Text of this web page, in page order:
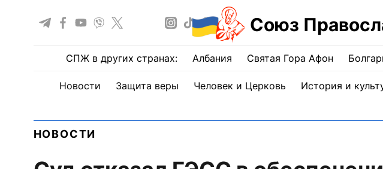
Союз
СПЖ в других странах: Албания Святая Гора Афон
Новости Защита веры Человек и Церковь История и
НОВОСТИ